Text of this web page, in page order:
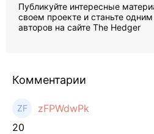
Публикуйте интересные
своем проекте и станьте
авторов на сайте The Hedger
Комментарии
zFPWdwPk
20